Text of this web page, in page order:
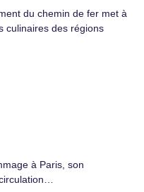
du chemin de fer met à
culinaires des régions
à Paris, son